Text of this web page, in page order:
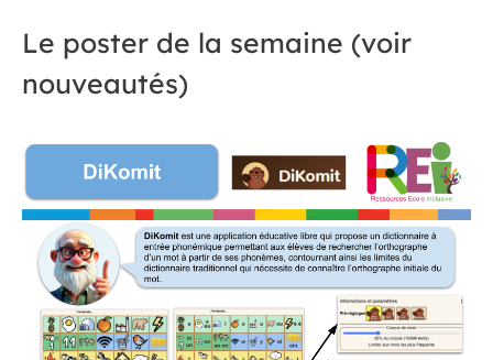
Le poster de la semaine (voir
nouveautés)